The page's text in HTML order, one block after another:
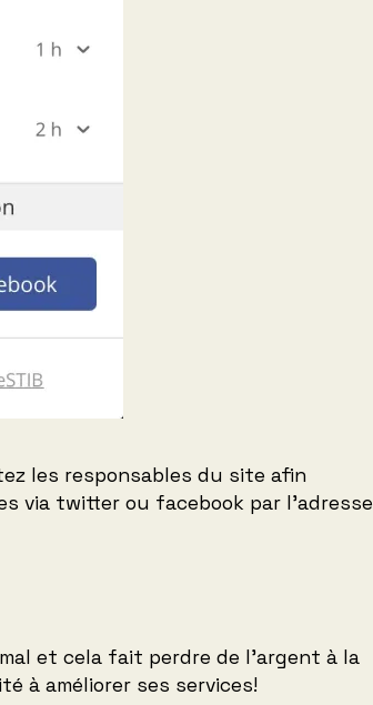
les responsables du site afin
via twitter ou facebook par l’adresse
et cela fait perdre de l’argent à la
à améliorer ses services!